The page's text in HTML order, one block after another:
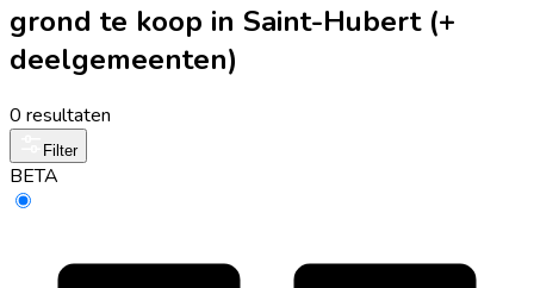
grond te koop in Saint-Hubert (+
deelgemeenten)
0 resultaten
Filter
BETA